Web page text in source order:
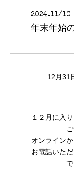
2024.11/10
年末年始
12月31
１２月に入
オンライン
お電話いた